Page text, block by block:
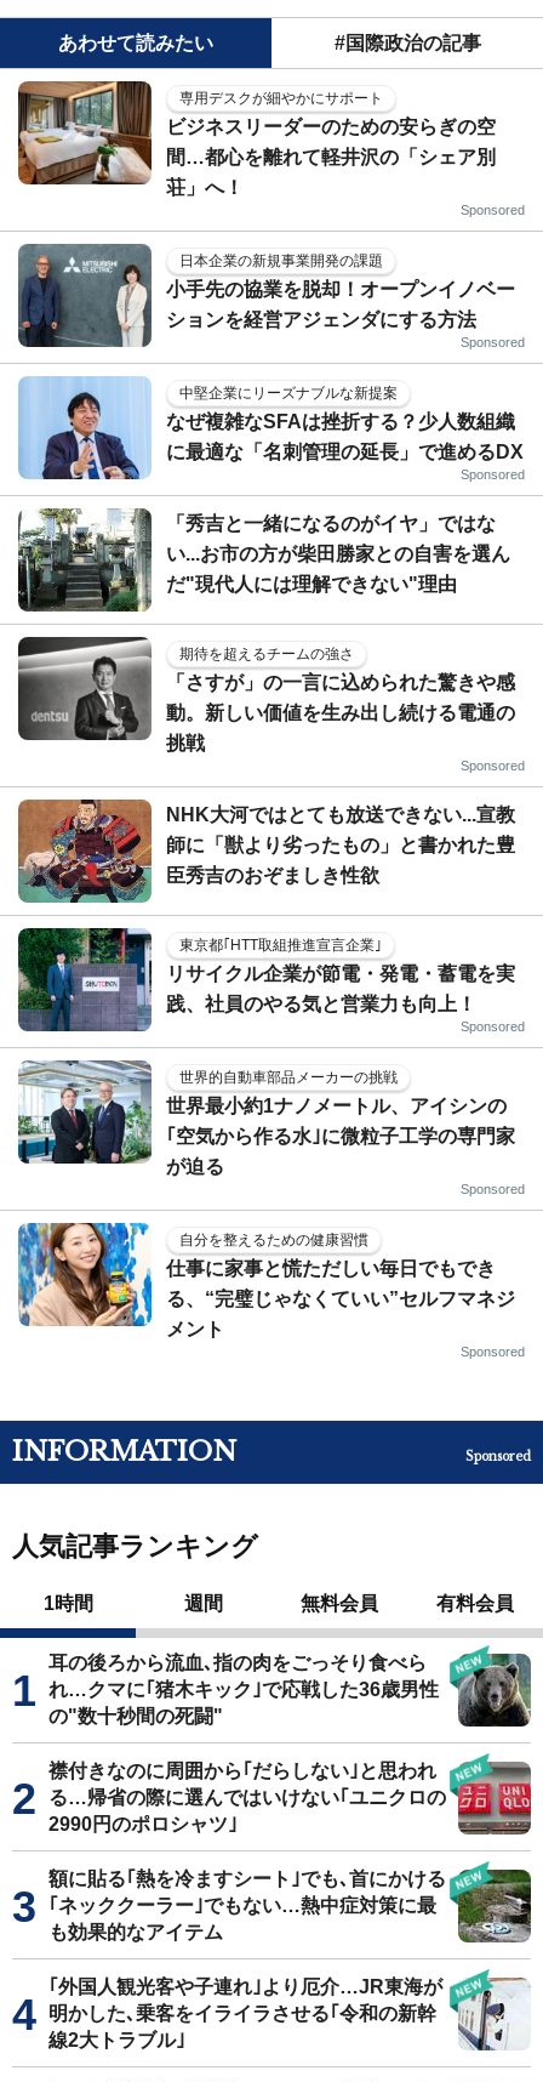
あわせて読みたい #国際政治の記事
専用デスクが細やかにサポート
ビジネスリーダーのための安らぎの空
間…都心を離れて軽井沢の「シェア別
荘」へ！
Sponsored
日本企業の新規事業開発の課題
小手先の協業を脱却！オープンイノベー
ションを経営アジェンダにする方法
Sponsored
中堅企業にリーズナブルな新提案
なぜ複雑なSFAは挫折する？少人数組織
に最適な「名刺管理の延長」で進めるDX
Sponsored
「秀吉と一緒になるのがイヤ」ではな
い...お市の方が柴田勝家との自害を選ん
だ"現代人には理解できない"理由
期待を超えるチームの強さ
「さすが」の一言に込められた驚きや感
動。新しい価値を生み出し続ける電通の
挑戦
Sponsored
NHK大河ではとても放送できない...宣教
師に「獣より劣ったもの」と書かれた豊
臣秀吉のおぞましき性欲
東京都｢HTT取組推進宣言企業｣
リサイクル企業が節電・発電・蓄電を実
践、社員のやる気と営業力も向上！
Sponsored
世界的自動車部品メーカーの挑戦
世界最小約1ナノメートル、アイシンの
｢空気から作る水｣に微粒子工学の専門家
が迫る
Sponsored
自分を整えるための健康習慣
仕事に家事と慌ただしい毎日でもでき
る、“完璧じゃなくていい”セルフマネジ
メント
Sponsored
INFORMATION Sponsored
人気記事ランキング
1時間 週間 無料会員 有料会員
耳の後ろから流血､指の肉をごっそり食べら
れ…クマに｢猪木キック｣で応戦した36歳男性
の"数十秒間の死闘"
襟付きなのに周囲から｢だらしない｣と思われ
る…帰省の際に選んではいけない｢ユニクロの
2990円のポロシャツ｣
額に貼る｢熱を冷ますシート｣でも､首にかける
｢ネッククーラー｣でもない…熱中症対策に最
も効果的なアイテム
｢外国人観光客や子連れ｣より厄介…JR東海が
明かした､乗客をイライラさせる｢令和の新幹
線2大トラブル｣